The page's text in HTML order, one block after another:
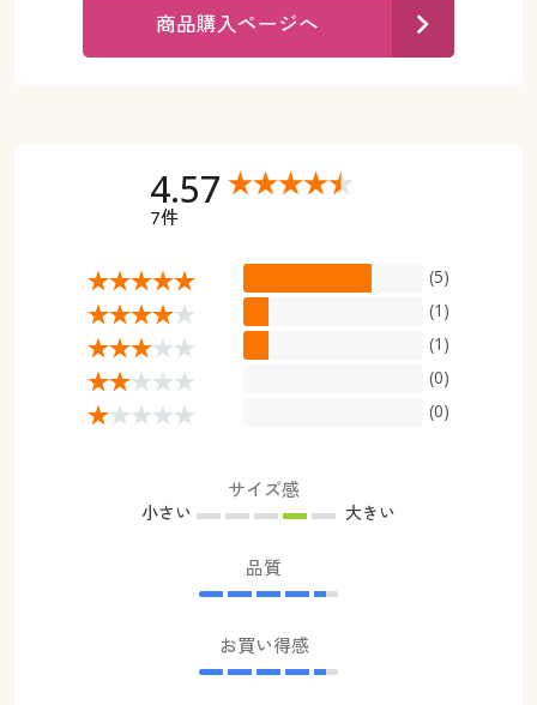
カタログ無料プレゼント
お気に入り
サポート
ご利用ガイド
よくある質問とお問い合わせ
サポート
ご利用ガイド
よくある質問とお問い合わせ
商品購入ページへ
4.57
7件
(5)
(1)
(1)
(0)
(0)
サイズ感
小さい 大きい
品質
お買い得感